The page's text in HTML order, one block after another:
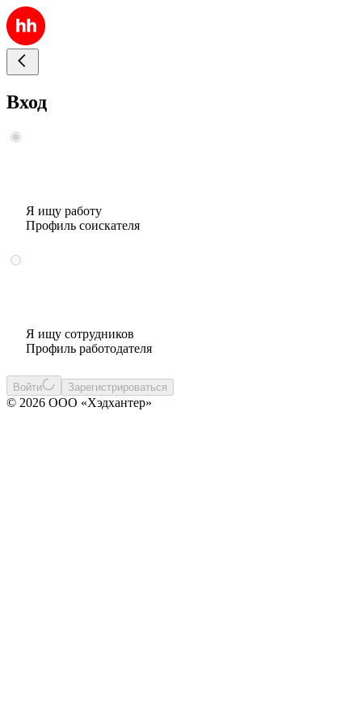
Вход
Я ищу работу
Профиль соискателя
Я ищу сотрудников
Профиль работодателя
Войти Зарегистрироваться
© 2026 ООО «Хэдхантер»